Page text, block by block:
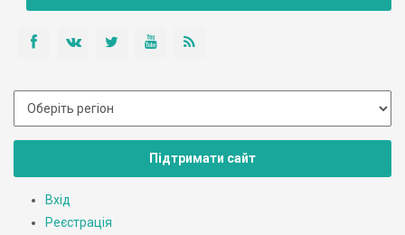
Підтримати сайт
Вхід
Реєстрація